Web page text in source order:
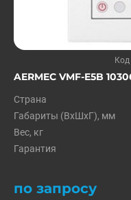
AERMEC VMF-E5B
Страна
Габариты (ВxШxГ), мм
Вес, кг
Гарантия
по запросу